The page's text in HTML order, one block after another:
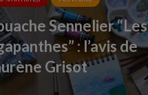
Sennelier “Les
: l’avis de
Grisot